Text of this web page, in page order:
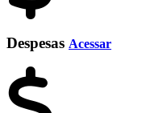
Despesas Acessar